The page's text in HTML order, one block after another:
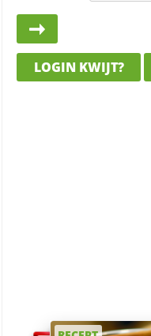
LOGIN KWIJT?